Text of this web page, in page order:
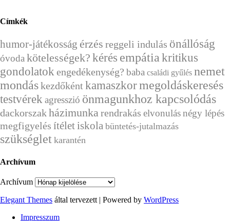
Címkék
humor-játékosság érzés reggeli indulás önállóság
óvodakötelességek? kérés empátia kritikus
gondolatokengedékenység? baba családi gyűlés nemet
mondáskezdőkéntkamaszkormegoldáskeresés
testvérekagresszió önmagunkhoz kapcsolódás
dackorszakházimunkarendrakás elvonulásnégy lépés
megfigyelés ítéletiskola büntetés-jutalmazás
szükséglet karantén
Archívum
Archívum
Elegant Themes által tervezett | Powered by WordPress
Impresszum